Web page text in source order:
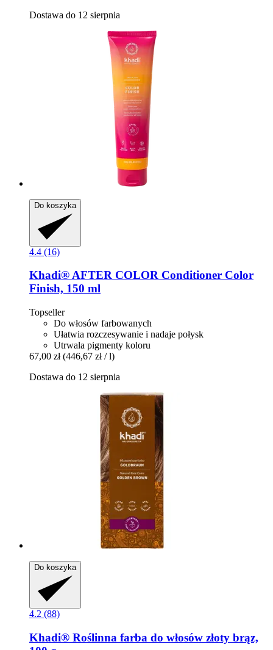
Dostawa do 12 sierpnia
Do koszyka
4.4 (16)
Khadi®AFTER COLOR Conditioner Color
Finish, 150 ml
Topseller
Do włosów farbowanych
Ułatwia rozczesywanie i nadaje połysk
Utrwala pigmenty koloru
67,00 zł (446,67 zł / l)
Dostawa do 12 sierpnia
Do koszyka
4.2 (88)
Khadi® Roślinna farba do włosów złoty brąz,